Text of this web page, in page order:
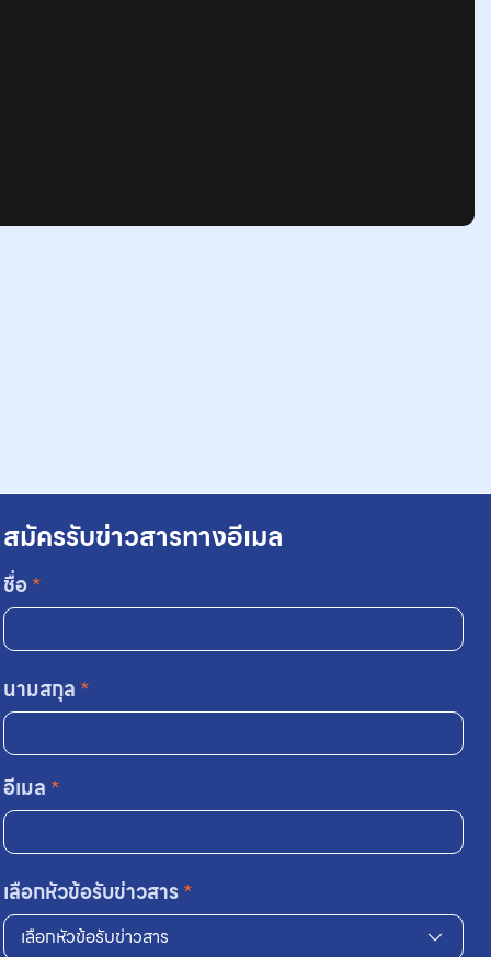
สมัครรับข่าวสารทางอีเมล
ชื่อ*
นามสกุล *
อีเมล *
เลือกหัวข้อรับข่าวสาร*
เลือกหัวข้อรับข่าวสาร